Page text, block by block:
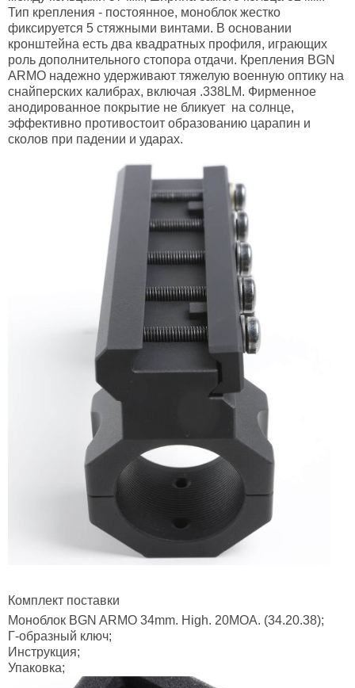
Тип крепления - постоянное, моноблок жестко
фиксируется 5 стяжными винтами. В основании
кронштейна есть два квадратных профиля, играющих
роль дополнительного стопора отдачи. Крепления BGN
ARMO надежно удерживают тяжелую военную оптику на
снайперских калибрах, включая .338LM. Фирменное
анодированное покрытие не бликует на солнце,
эффективно противостоит образованию царапин и
сколов при падении и ударах.
Комплект поставки
Моноблок BGN ARMO 34mm. High. 20MOA. (34.20.38);
Г-образный ключ;
Инструкция;
Упаковка;